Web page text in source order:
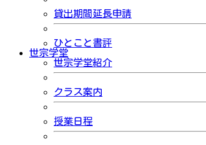
貸出期間延長申請
ひとこと書評
世宗学堂
世宗学堂紹介
クラス案内
授業日程